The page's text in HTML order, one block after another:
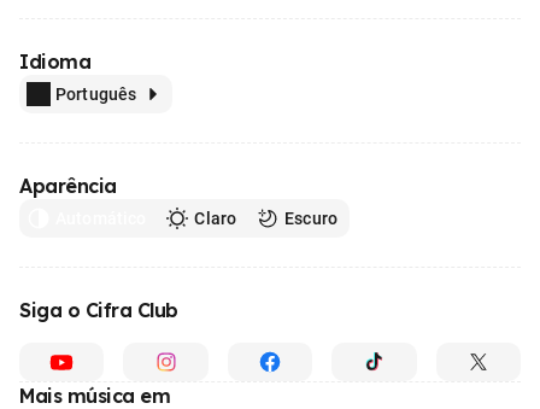
Idioma
Português
Aparência
Claro Escuro
Siga o Cifra Club
Mais música em